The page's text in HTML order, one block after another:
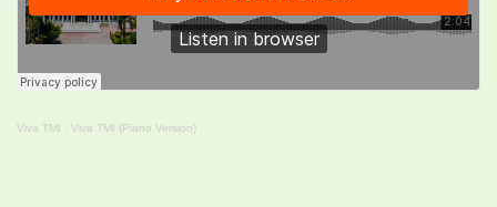
Viva TMI · Viva TMI (Piano Version)